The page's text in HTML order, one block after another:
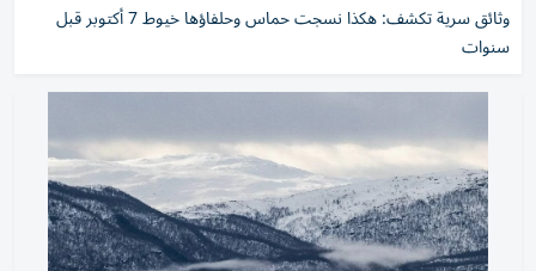
وثائق سرية تكشف: هكذا نسجت حماس وحلفاؤها خيوط 7 أكتوبر قبل
سنوات